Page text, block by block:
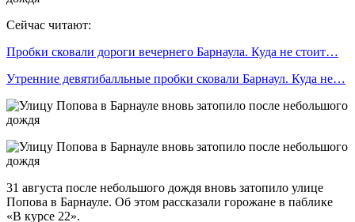
Сейчас читают:
Пробки сковали дороги вечернего Барнаула. Куда не стоит…
Утренние девятибалльные пробки сковали Барнаул. Куда не…
31 августа после небольшого дождя вновь затопило улице
Попова в Барнауле. Об этом рассказали горожане в паблике
«В курсе 22».